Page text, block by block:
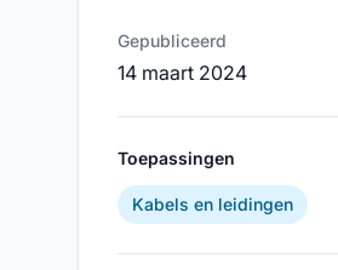
Gepubliceerd
14 maart 2024
Toepassingen
Kabels en leidingen